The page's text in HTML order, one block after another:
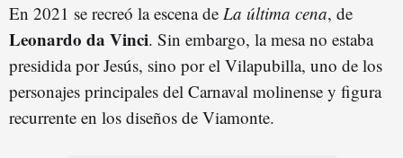
En 2021 se recreó la escena de La última cena, de
Leonardo da Vinci. Sin embargo, la mesa no estaba
presidida por Jesús, sino por el Vilapubilla, uno de los
personajes principales del Carnaval molinense y figura
recurrente en los diseños de Viamonte.